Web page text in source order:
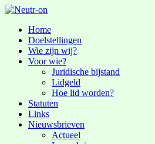
Home
Doelstellingen
Wie zijn wij?
Voor wie?
Juridische bijstand
Lidgeld
Hoe lid worden?
Statuten
Links
Nieuwsbrieven
Actueel